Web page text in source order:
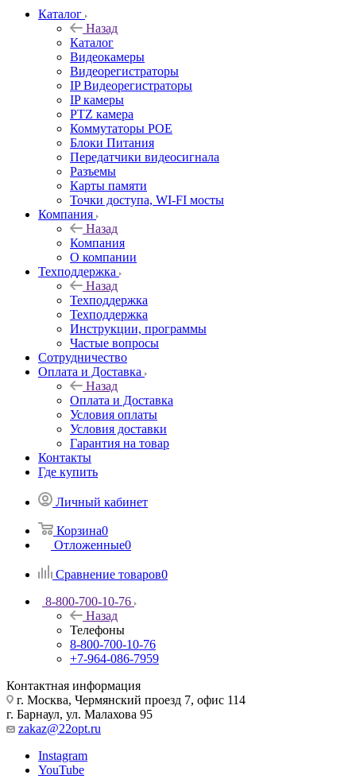
Каталог
Назад
Каталог
Видеокамеры
Видеорегистраторы
IP Видеорегистраторы
IP камеры
PTZ камера
Коммутаторы POE
Блоки Питания
Передатчики видеосигнала
Разъемы
Карты памяти
Точки доступа, WI-FI мосты
Компания
Назад
Компания
О компании
Техподдержка
Назад
Техподдержка
Техподдержка
Инструкции, программы
Частые вопросы
Сотрудничество
Оплата и Доставка
Назад
Оплата и Доставка
Условия оплаты
Условия доставки
Гарантия на товар
Контакты
Где купить
Личный кабинет
Корзина0
Отложенные0
Сравнение товаров0
8-800-700-10-76
Назад
Телефоны
8-800-700-10-76
+7-964-086-7959
Контактная информация
г. Москва, Чермянский проезд 7, офис 114
г. Барнаул, ул. Малахова 95
zakaz@22opt.ru
Instagram
YouTube